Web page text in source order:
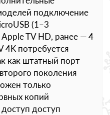
подключение
(1–3
Apple TV HD, ранее — 4
4K потребуется
как штатный порт
поколения
только
копий
доступ доступ